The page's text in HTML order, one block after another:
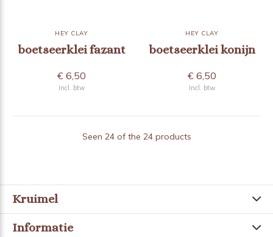
HEY CLAY
boetseerklei fazant
€ 6,50
Incl. btw
HEY CLAY
boetseerklei konijn
€ 6,50
Incl. btw
Seen 24 of the 24 products
Kruimel
Informatie